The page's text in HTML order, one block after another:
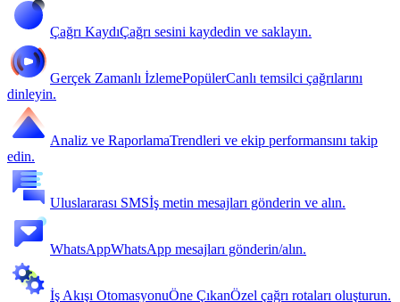
Çağrı KaydıÇağrı sesini kaydedin ve saklayın.
Gerçek Zamanlı İzlemePopülerCanlı temsilci çağrılarını
dinleyin.
Analiz ve RaporlamaTrendleri ve ekip performansını takip
edin.
Uluslararası SMSİş metin mesajları gönderin ve alın.
WhatsAppWhatsApp mesajları gönderin/alın.
İş Akışı OtomasyonuÖne ÇıkanÖzel çağrı rotaları oluşturun.